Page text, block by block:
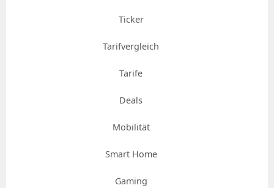
Ticker
Tarifvergleich
Tarife
Deals
Mobilität
Smart Home
Gaming